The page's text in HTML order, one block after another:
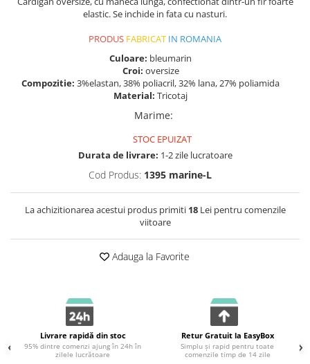
elastic. Se inchide in fata cu nasturi.
PRODUS FABRICAT IN ROMANIA
Culoare: bleumarin
Croi: oversize
Compozitie: 3%elastan, 38% poliacril, 32% lana, 27% poliamida
Material: Tricotaj
Marime:
STOC EPUIZAT
Durata de livrare: 1-2 zile lucratoare
Cod Produs: 1395 marine-L
La achizitionarea acestui produs primiti 18Lei pentru comenzile
viitoare
Adauga la Favorite
Livrare rapidă din stoc
95% dintre comenzi ajung în 24h în
zilele lucrătoare
Retur Gratuit la EasyBox
Simplu și rapid pentru toate
comenzile timp de 14 zile